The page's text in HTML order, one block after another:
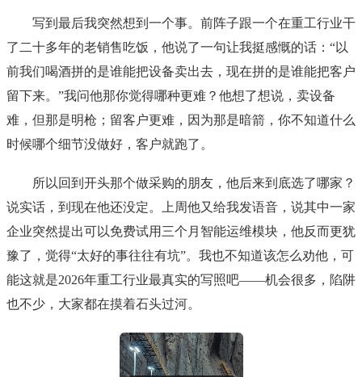
写到最后我突然想到一个事。前阵子跟一个在重工行业干
了二十多年的老销售吃饭，他说了一句让我挺感慨的话：“以
前我们喝酒拼的是谁能把设备卖出去，现在拼的是谁能把客户
留下来。”我问他那你觉得哪种更难？他想了想说，卖设备
难，但那是明枪；留客户更难，因为那是暗箭，你不知道什么
时候哪个细节没做好，客户就跑了。
所以回到开头那个做采购的朋友，他后来到底选了哪家？
说实话，到现在他还没定。上周他又给我发语音，说其中一家
企业突然提出可以免费试用三个月智能运维模块，他反而更犹
豫了，觉得“太好的事往往有坑”。我也不知道该怎么劝他，可
能这就是2026年重工行业最真实的写照吧——机会很多，陷阱
也不少，大家都在摸着石头过河。